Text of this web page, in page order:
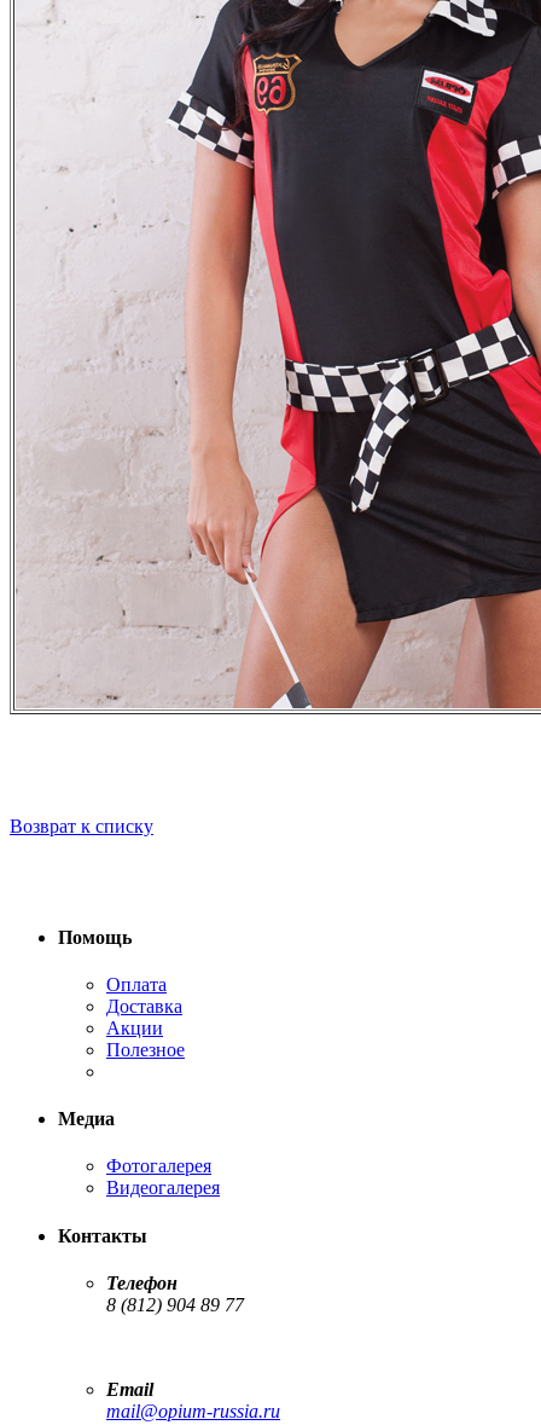
Возврат к списку
Помощь
Оплата
Доставка
Акции
Полезное
Медиа
Фотогалерея
Видеогалерея
Контакты
Телефон
8 (812) 904 89 77
Email
mail@opium-russia.ru